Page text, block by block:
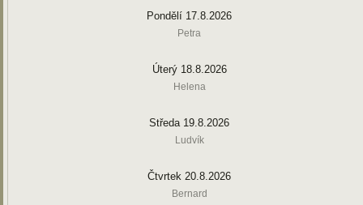
Pondělí 17.8.2026
Petra
Úterý 18.8.2026
Helena
Středa 19.8.2026
Ludvík
Čtvrtek 20.8.2026
Bernard